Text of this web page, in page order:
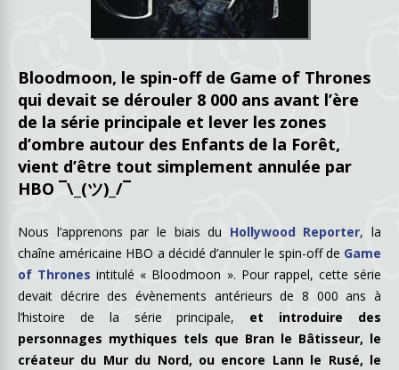
Bloodmoon, le spin-off de Game of Thrones
qui devait se dérouler 8 000 ans avant l’ère
de la série principale et lever les zones
d’ombre autour des Enfants de la Forêt,
vient d’être tout simplement annulée par
HBO ¯\_(ツ)_/¯
Nous l’apprenons par le biais du Hollywood Reporter, la
chaîne américaine HBO a décidé d’annuler le spin-off de Game
of Thrones intitulé « Bloodmoon ». Pour rappel, cette série
devait décrire des évènements antérieurs de 8 000 ans à
l’histoire de la série principale, et introduire des
personnages mythiques tels que Bran le Bâtisseur, le
créateur du Mur du Nord, ou encore Lann le Rusé, le